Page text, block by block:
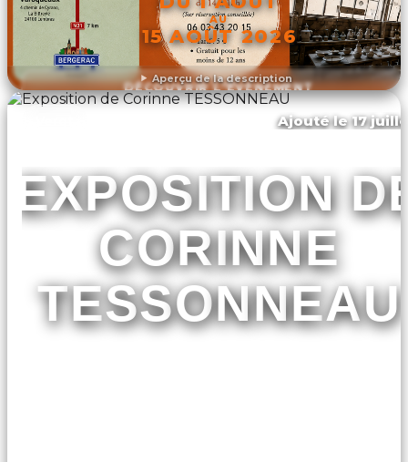
Aperçu de la description
AU
15 AOÛT 2026
DÉCOUVRIR L'ÉVÉNEMENT
Ajouté le 17
EXPOSITION
CORINNE
TESSONNEAU